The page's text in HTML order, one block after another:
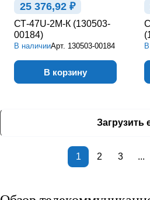
25 376,92 ₽
СТ-47U-2М-К (130503-
00184)
В наличииАрт. 130503-00184
В корзину
Загрузить
1 2 3 ...